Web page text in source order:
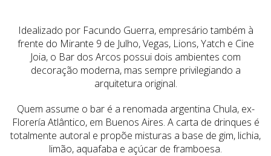
Idealizado por Facundo Guerra, empresário também à
frente do Mirante 9 de Julho, Vegas, Lions, Yatch e Cine
Joia, o Bar dos Arcos possui dois ambientes com
decoração moderna, mas sempre privilegiando a
arquitetura original.
Quem assume o bar é a renomada argentina Chula, ex-
Florería Atlântico, em Buenos Aires. A carta de drinques é
totalmente autoral e propõe misturas a base de gim, lichia,
limão, aquafaba e açúcar de framboesa.